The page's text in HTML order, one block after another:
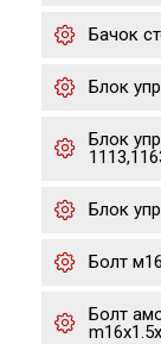
Бачок
Блок
Блок
Блок
Болт
Болт